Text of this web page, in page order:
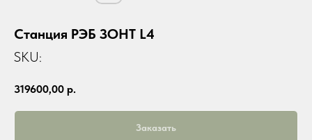
Станция РЭБ ЗОНТ L4
SKU:
319600,00 р.
Заказать